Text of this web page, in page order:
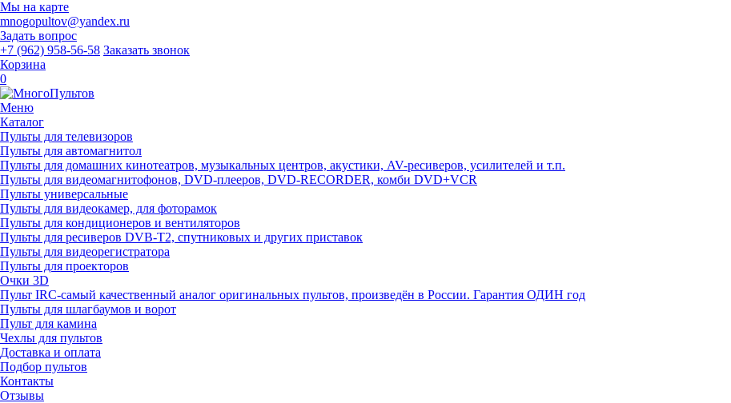
Мы на карте
mnogopultov@yandex.ru
Задать вопрос
+7 (962) 958-56-58 Заказать звонок
Корзина
0
Меню
Каталог
Пульты для телевизоров
Пульты для автомагнитол
Пульты для домашних кинотеатров, музыкальных центров, акустики, AV-ресиверов, усилителей и т.п.
Пульты для видеомагнитофонов, DVD-плееров, DVD-RECORDER, комби DVD+VCR
Пульты универсальные
Пульты для видеокамер, для фоторамок
Пульты для кондиционеров и вентиляторов
Пульты для ресиверов DVB-T2, спутниковых и других приставок
Пульты для видеорегистратора
Пульты для проекторов
Очки 3D
Пульт IRC-самый качественный аналог оригинальных пультов, произведён в России. Гарантия ОДИН год
Пульты для шлагбаумов и ворот
Пульт для камина
Чехлы для пультов
Доставка и оплата
Подбор пультов
Контакты
Отзывы